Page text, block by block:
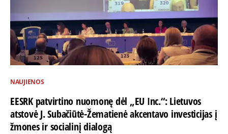
NAUJIENOS
EESRK patvirtino nuomonę dėl „EU Inc.“: Lietuvos
atstovė J. Subačiūtė-Žematienė akcentavo investicijas į
žmones ir socialinį dialogą